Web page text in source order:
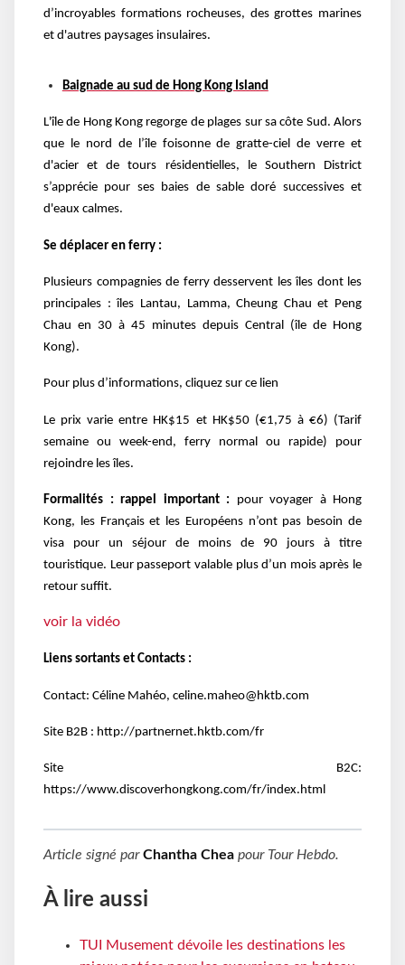
d’incroyables formations rocheuses, des grottes marines
et d'autres paysages insulaires.
Baignade au sud de Hong Kong Island
L'île de Hong Kong regorge de plages sur sa côte Sud. Alors
que le nord de l’île foisonne de gratte-ciel de verre et
d'acier et de tours résidentielles, le Southern District
s’apprécie pour ses baies de sable doré successives et
d'eaux calmes.
Se déplacer en ferry :
Plusieurs compagnies de ferry desservent les îles dont les
principales : îles Lantau, Lamma, Cheung Chau et Peng
Chau en 30 à 45 minutes depuis Central (île de Hong
Kong).
Pour plus d’informations, cliquez sur ce lien
Le prix varie entre HK$15 et HK$50 (€1,75 à €6) (Tarif
semaine ou week-end, ferry normal ou rapide) pour
rejoindre les îles.
Formalités : rappel important : pour voyager à Hong
Kong, les Français et les Européens n’ont pas besoin de
visa pour un séjour de moins de 90 jours à titre
touristique. Leur passeport valable plus d’un mois après le
retour suffit.
voir la vidéo
Liens sortants et Contacts :
Contact: Céline Mahéo, celine.maheo@hktb.com
Site B2B : http://partnernet.hktb.com/fr
Site B2C:
https://www.discoverhongkong.com/fr/index.html
Article signé parChantha Chea pour Tour Hebdo.
À lire aussi
TUI Musement dévoile les destinations les